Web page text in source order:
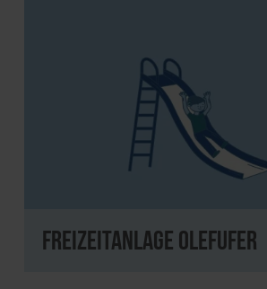
Freizeitanlage Olefufer